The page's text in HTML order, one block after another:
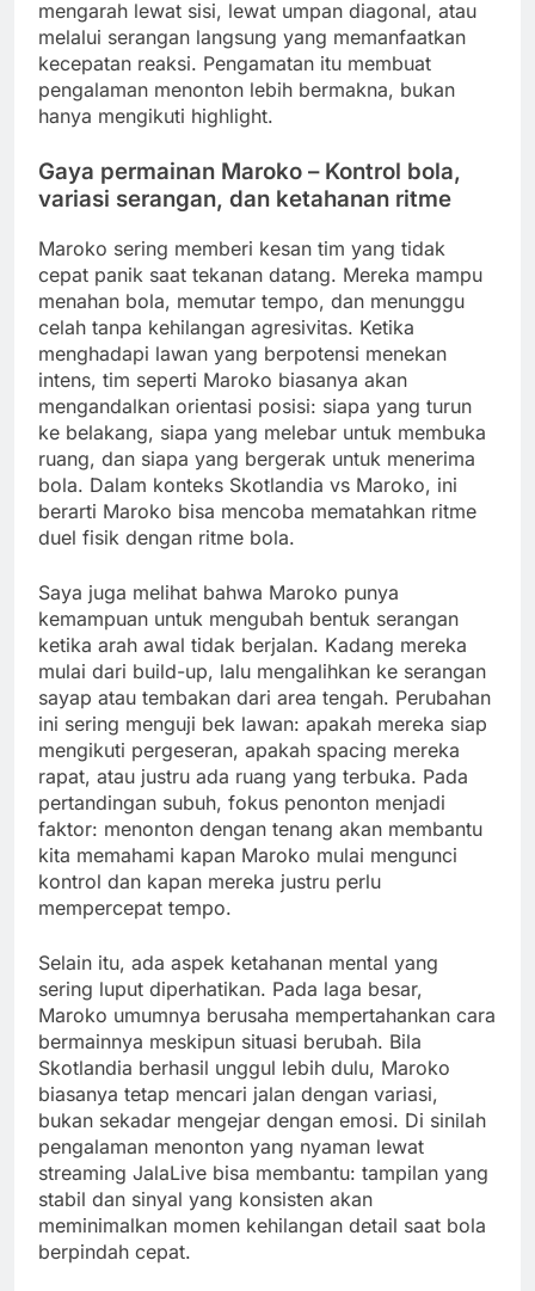
mengarah lewat sisi, lewat umpan diagonal, atau
melalui serangan langsung yang memanfaatkan
kecepatan reaksi. Pengamatan itu membuat
pengalaman menonton lebih bermakna, bukan
hanya mengikuti highlight.
Gaya permainan Maroko – Kontrol bola,
variasi serangan, dan ketahanan ritme
Maroko sering memberi kesan tim yang tidak
cepat panik saat tekanan datang. Mereka mampu
menahan bola, memutar tempo, dan menunggu
celah tanpa kehilangan agresivitas. Ketika
menghadapi lawan yang berpotensi menekan
intens, tim seperti Maroko biasanya akan
mengandalkan orientasi posisi: siapa yang turun
ke belakang, siapa yang melebar untuk membuka
ruang, dan siapa yang bergerak untuk menerima
bola. Dalam konteks Skotlandia vs Maroko, ini
berarti Maroko bisa mencoba mematahkan ritme
duel fisik dengan ritme bola.
Saya juga melihat bahwa Maroko punya
kemampuan untuk mengubah bentuk serangan
ketika arah awal tidak berjalan. Kadang mereka
mulai dari build-up, lalu mengalihkan ke serangan
sayap atau tembakan dari area tengah. Perubahan
ini sering menguji bek lawan: apakah mereka siap
mengikuti pergeseran, apakah spacing mereka
rapat, atau justru ada ruang yang terbuka. Pada
pertandingan subuh, fokus penonton menjadi
faktor: menonton dengan tenang akan membantu
kita memahami kapan Maroko mulai mengunci
kontrol dan kapan mereka justru perlu
mempercepat tempo.
Selain itu, ada aspek ketahanan mental yang
sering luput diperhatikan. Pada laga besar,
Maroko umumnya berusaha mempertahankan cara
bermainnya meskipun situasi berubah. Bila
Skotlandia berhasil unggul lebih dulu, Maroko
biasanya tetap mencari jalan dengan variasi,
bukan sekadar mengejar dengan emosi. Di sinilah
pengalaman menonton yang nyaman lewat
streaming JalaLive bisa membantu: tampilan yang
stabil dan sinyal yang konsisten akan
meminimalkan momen kehilangan detail saat bola
berpindah cepat.